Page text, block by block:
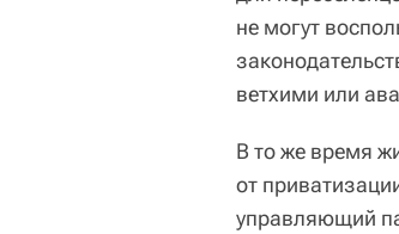
не могут
ветхими или
В то же время
от
управляющий